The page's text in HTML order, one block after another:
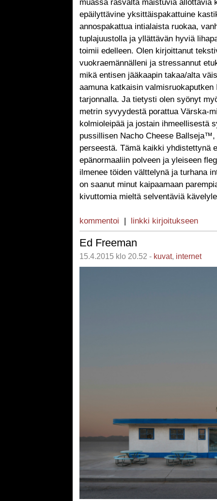
muassa rasvalta maistuvia ällöttäviä
epäilyttävine yksittäispakattuine
annospakattua intialaista ruokaa,
tuplajuustolla ja yllättävän hyviä
toimii edelleen. Olen kirjoittanut
vuokraemännälleni ja stressannut
mikä entisen jääkaapin takaa/alta
aamuna katkaisin
tarjonnalla. Ja tietysti olen syönyt
metrin syvyydestä porattua Värska-
kolmioleipää ja jostain ihmeellisestä
pussillisen Nacho Cheese
perseestä. Tämä kaikki yhdistettynä
epänormaaliin polveen ja yleiseen
ilmenee töiden välttelynä ja turhana
on saanut minut kaipaamaan
kivuttomia mieltä selventäviä
kommentoi | linkki kirjoitukseen
Ed Freeman
15.4.2015 klo 20.52 - kuvat, internet